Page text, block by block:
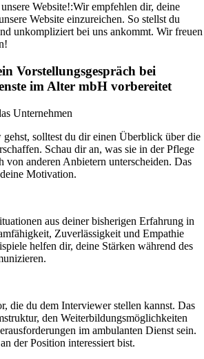
Website!:Wir empfehlen dir, deine
Website einzureichen. So stellst du
unkompliziert bei uns ankommt. Wir freuen
Vorstellungsgespräch bei
im Alter mbH vorbereitet
Unternehmen
solltest du dir einen Überblick über die
Schau dir an, was sie in der Pflege
von anderen Anbietern unterscheiden. Das
Motivation.
aus deiner bisherigen Erfahrung in
Zuverlässigkeit und Empathie
helfen dir, deine Stärken während des
die du dem Interviewer stellen kannst. Das
den Weiterbildungsmöglichkeiten
im ambulanten Dienst sein.
der Position interessiert bist.